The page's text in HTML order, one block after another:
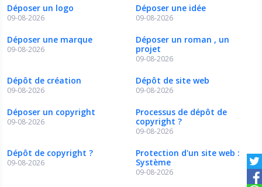
Déposer un logo
09-08-2026
Déposer une idée
09-08-2026
Déposer une marque
09-08-2026
Déposer un roman , un
projet
09-08-2026
Dépôt de création
09-08-2026
Dépôt de site web
09-08-2026
Déposer un copyright
09-08-2026
Processus de dépôt de
copyright ?
09-08-2026
Dépôt de copyright ?
09-08-2026
Protection d'un site web :
Système
09-08-2026